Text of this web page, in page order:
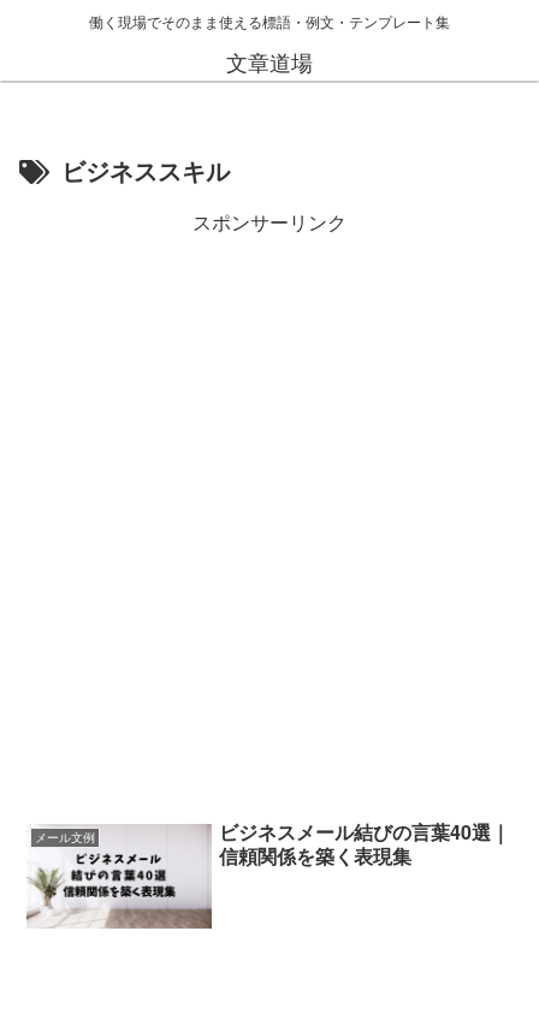
働く現場でそのまま使える標語・例文・テンプレート集
文章道場
ビジネススキル
スポンサーリンク
メール文例
ビジネスメール結びの言葉40選｜
信頼関係を築く表現集